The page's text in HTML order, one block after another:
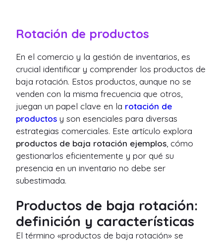
Rotación de productos
En el comercio y la gestión de inventarios, es
crucial identificar y comprender los productos de
baja rotación. Estos productos, aunque no se
venden con la misma frecuencia que otros,
juegan un papel clave en la rotación de
productos y son esenciales para diversas
estrategias comerciales. Este artículo explora
productos de baja rotación ejemplos , cómo
gestionarlos eficientemente y por qué su
presencia en un inventario no debe ser
subestimada.
Productos de baja rotación:
definición y características
El término «productos de baja rotación» se